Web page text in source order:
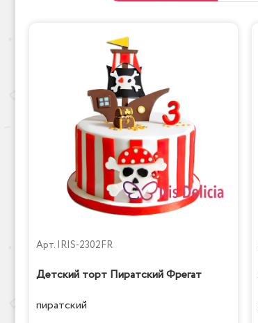
Арт. IRIS-2302FR
Детский торт Пиратский Фрегат
пиратский